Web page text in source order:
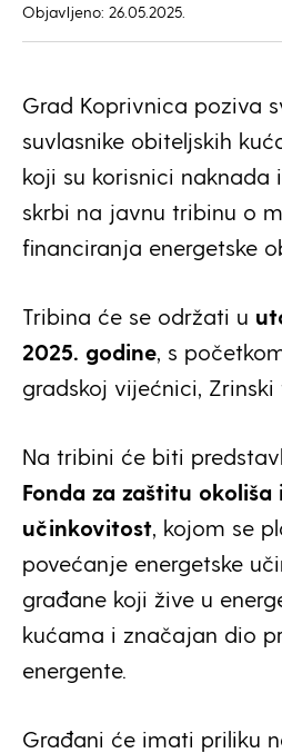
Objavljeno: 26.05.2025.
Grad Koprivnica poziva
suvlasnike obiteljskih
koji su korisnici naknada
skrbi na javnu tribinu o
financiranja energetske
Tribina će se održati u
2025. godine , s
gradskoj vijećnici, Zrinski
Na tribini će biti
Fonda za zaštitu okoliša
učinkovitost , kojom se
povećanje energetske
građane koji žive u
kućama i značajan dio
energente.
Građani će imati priliku